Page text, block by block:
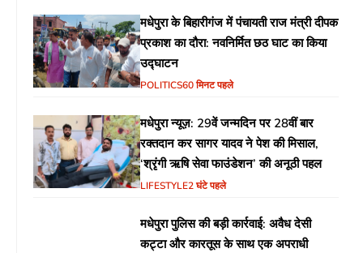
मधेपुरा के बिहारीगंज में पंचायती राज मंत्री दीपक
प्रकाश का दौरा: नवनिर्मित छठ घाट का किया
उद्घाटन
POLITICS60 मिनट पहले
मधेपुरा न्यूज़: 29वें जन्मदिन पर 28वीं बार
रक्तदान कर सागर यादव ने पेश की मिसाल,
‘श्रृंगी ऋषि सेवा फाउंडेशन’ की अनूठी पहल
LIFESTYLE2 घंटे पहले
मधेपुरा पुलिस की बड़ी कार्रवाई: अवैध देसी
कट्टा और कारतूस के साथ एक अपराधी